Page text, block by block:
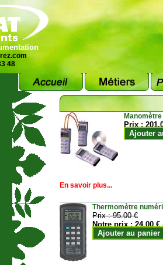
48
Prix :
Ajouter
En savoir plus...
Thermomètre
Prix :95.00 €
Notre prix :24.00 €
Ajouter au panier